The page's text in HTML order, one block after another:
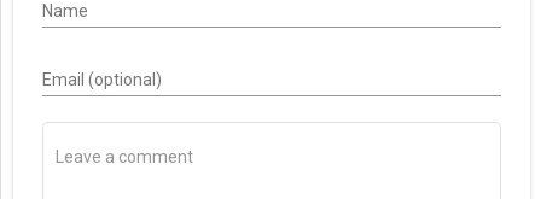
Name
Email (optional)